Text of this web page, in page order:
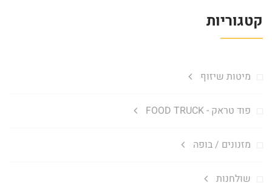
קטגוריות
מיטות שיזוף
פוד טראק - FOOD TRUCK
מזנונים / בופה
שולחנות